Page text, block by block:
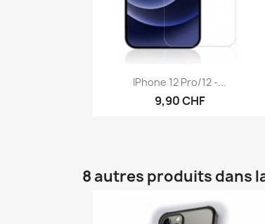
Aperçu rapide
IPhone 12 Pro/12 -...
9,90 CHF
8 autres produits dans